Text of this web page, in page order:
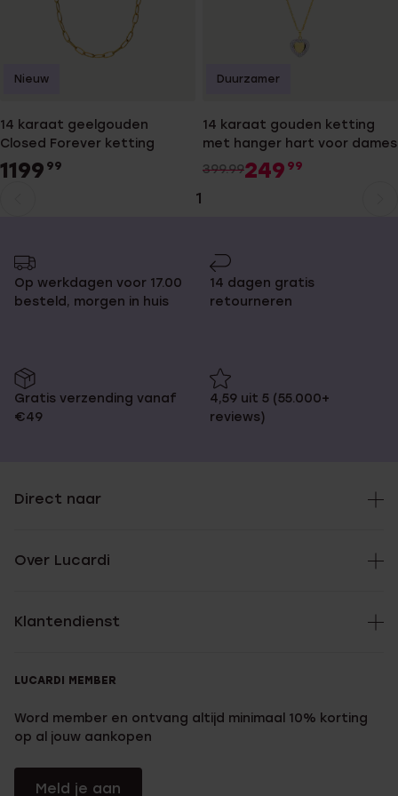
14 karaat geelgouden
Closed Forever ketting
1199 99
Nieuw
14 karaat gouden ketting
met hanger hart voor dames
399.99249 99
Duurzamer
1
Op werkdagen voor 17.00
besteld, morgen in huis
14 dagen gratis
retourneren
Gratis verzending vanaf
€49
4,59 uit 5 (55.000+
reviews)
Direct naar
Over Lucardi
Klantendienst
LUCARDI MEMBER
Word member en ontvang altijd minimaal 10% korting
op al jouw aankopen
Meld je aan